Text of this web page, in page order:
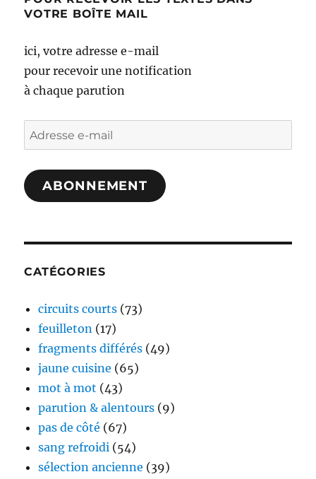
VOTRE BOÎTE MAIL
ici, votre adresse e-mail
pour recevoir une notification
à chaque parution
Adresse
e-
mail
ABONNEMENT
CATÉGORIES
circuits courts (73)
feuilleton (17)
fragments différés (49)
jaune cuisine (65)
mot à mot (43)
parution & alentours (9)
pas de côté (67)
sang refroidi (54)
sélection ancienne (39)